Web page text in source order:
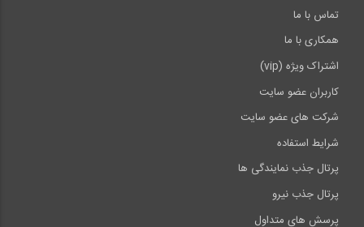
تماس با ما
همکاری با ما
اشتراک ویژه (vip)
کاربران عضو سایت
شرکت های عضو سایت
شرایط استفاده
پرتال جذب نمایندگی ها
پرتال جذب نیرو
پرسش های متداول